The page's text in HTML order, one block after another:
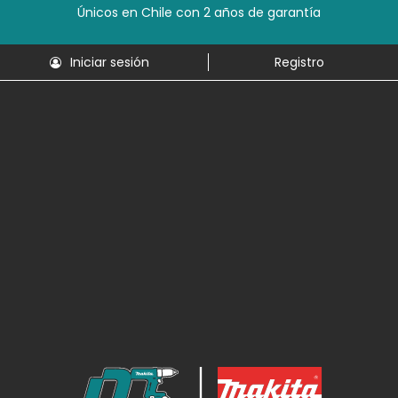
Únicos en Chile con 2 años de garantía
Iniciar sesión Registro